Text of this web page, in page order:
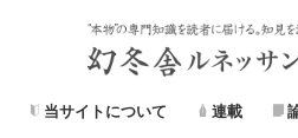
当サイトについて 連載